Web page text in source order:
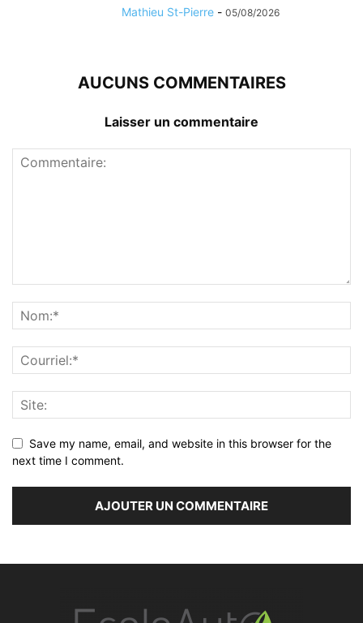
Mathieu St-Pierre - 05/08/2026
AUCUNS COMMENTAIRES
Laisser un commentaire
Save my name, email, and website in this browser for the
next time I comment.